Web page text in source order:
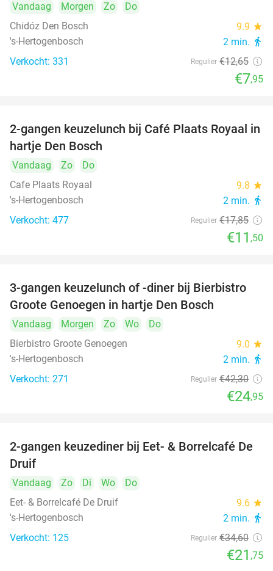
Vandaag Morgen Zo
Do
Chidóz Den Bosch
9.9 star
's-Hertogenbosch 2 min. directions_walk
Verkocht: 331 Regulier €12,65
€7,95
36%
2-gangen keuzelunch bij Café Plaats Royaal in
hartje Den Bosch
Vandaag Zo
Do
Cafe Plaats Royaal
9.8 star
's-Hertogenbosch 2 min. directions_walk
Verkocht: 477 Regulier €17,85
€11 ,50
41%
3-gangen keuzelunch of -diner bij Bierbistro
Groote Genoegen in hartje Den Bosch
Vandaag Morgen Zo Wo
Do
Bierbistro Groote Genoegen
9.0 star
's-Hertogenbosch 2 min. directions_walk
Verkocht: 271 Regulier €42,30
€24,95
37%
2-gangen keuzediner bij Eet- & Borrelcafé De
Druif
Vandaag Zo Di Wo
Do
Eet- & Borrelcafé De Druif
9.6 star
's-Hertogenbosch 2 min. directions_walk
Verkocht: 125 Regulier €34,60
€21 ,75